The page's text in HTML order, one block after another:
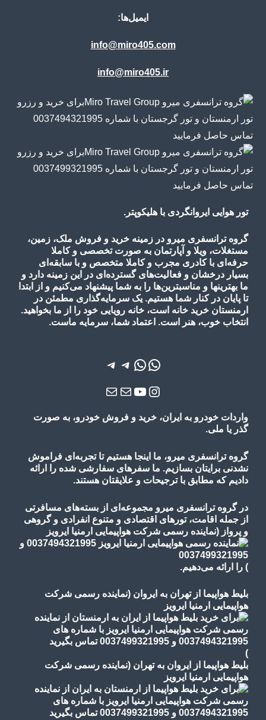
ایمیل‌ها:
info@miro405.com
info@miro405.ir
تور هوایی ایروانگردی با هلیکوپتر.
گروه ترانسفری میرو در زمینه خرید و فروش ملک، زمین،
مستغلات، ویلا و آپارتمان به صورت تخصصی و کاملا
حرفه‌ای با کادری مجرب و کاملا متخصص و با سابقه‌ای
بسیار درخشان و فعالیت‌های گسترده‌ای در این زمینه دارد و
ما بهترینها و مناسبترین‌ها را به شما پیشنهاد می‌کنیم و از ابتدا
تا پایان در کنار شما هستیم. یک سرمایه‌گذاری مطمئن در
ارمنستان خرید خانه است، خانه رویایی خود را از ما بخواهید.
انتخاب خوب، هنر است. اعتماد شما، سرمایه ماست.
واتس‌اپ
واتس‌اپ
تلگرامتلگرام
اینستاگرم
یوتیوب
ایمیلایمیل
واردات خودرو به ایران، خرید و فروش خودرو، به صورت
گذر یا ملی.
گروه ترانسفری میرو، ما اینجا هستیم تا تجربه‌ای فراموش
نشدنی برایتان بسازیم. ما سفرهای سفارشی شده را ارائه
دادیم که مطابق با ترجیحات و علایقتان هستند.
در گروه ترانسفری میرو مجموعه‌ای از بسته‌های مسافرتی
از جمله اقامت، تورهای اقتصادی و متنوع انفرادی و گروهی
و پرواز (نماینده رسمی شرکت هواپیمایی ارمنیا ایرویز
) را ارائه می‌دهیم.
بلیط هواپیما از تهران به ایروان (نماینده رسمی شرکت
هواپیمایی ارمنیا ایرویز
)
بلیط هواپیما از ایروان به تهران (نماینده رسمی شرکت
هواپیمایی ارمنیا ایرویز